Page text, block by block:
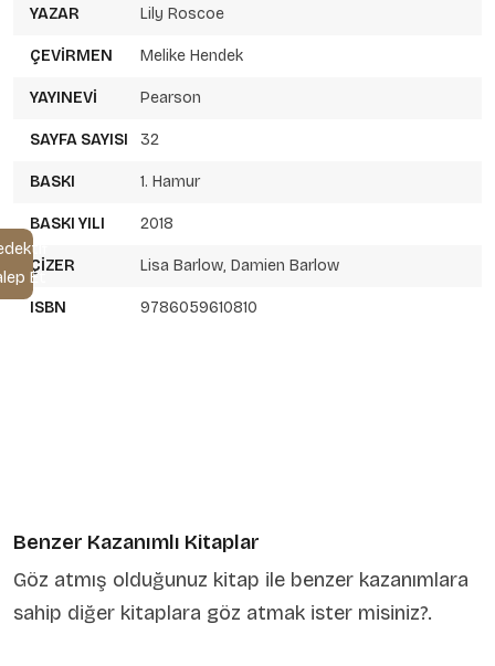
YAZAR Lily Roscoe
ÇEVIRMEN Melike Hendek
YAYINEVI Pearson
SAYFA SAYISI 32
BASKI 1. Hamur
BASKI YILI 2018
ÇIZER Lisa Barlow, Damien Barlow
ISBN 9786059610810
Benzer Kazanımlı Kitaplar
Göz atmış olduğunuz kitap ile benzer kazanımlara
sahip diğer kitaplara göz atmak ister misiniz?.
Et